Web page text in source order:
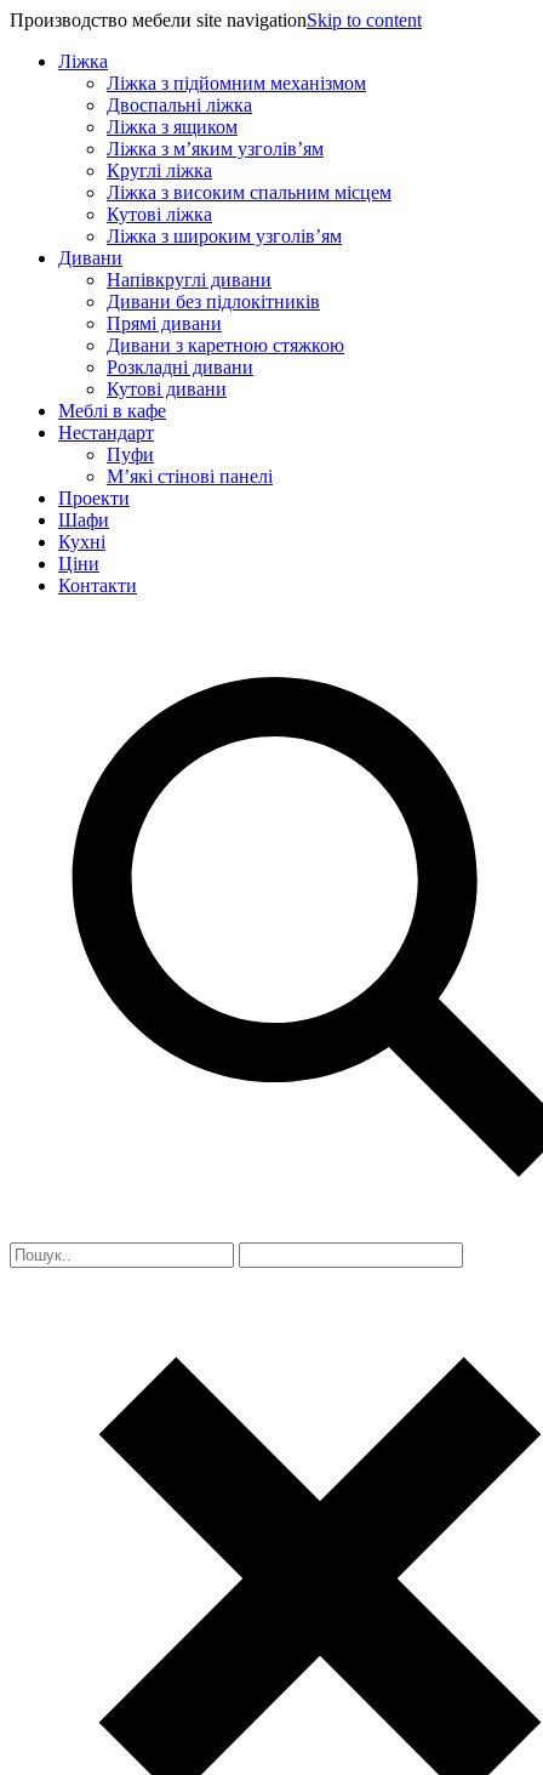
Производство мебели site navigationSkip to content
Ліжка
Ліжка з підйомним механізмом
Двоспальні ліжка
Ліжка з ящиком
Ліжка з м’яким узголів’ям
Круглі ліжка
Ліжка з високим спальним місцем
Кутові ліжка
Ліжка з широким узголів’ям
Дивани
Напівкруглі дивани
Дивани без підлокітників
Прямі дивани
Дивани з каретною стяжкою
Розкладні дивани
Кутові дивани
Меблі в кафе
Нестандарт
Пуфи
М’які стінові панелі
Проекти
Шафи
Кухні
Ціни
Контакти